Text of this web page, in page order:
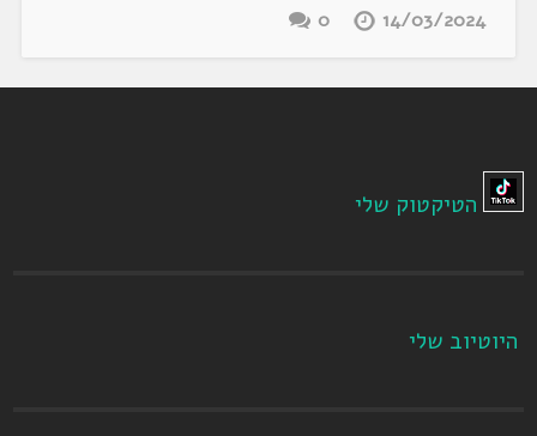
14/03/2024
0
הטיקטוק שלי
היוטיוב שלי